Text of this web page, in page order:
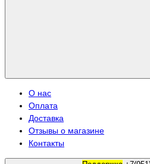
О нас
Оплата
Доставка
Отзывы о магазине
Контакты